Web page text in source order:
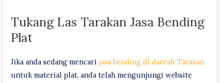
Tukang Las Tarakan Jasa Bending
Plat
Jika anda sedang mencarijasa bending di daerah Tarakan
untuk material plat, anda telah mengunjungi website